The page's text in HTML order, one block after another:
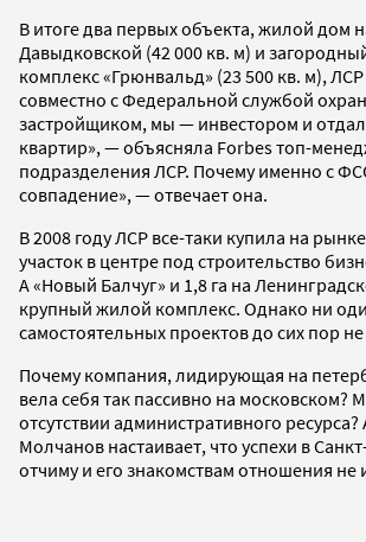
В итоге два первых объекта, жилой дом
Давыдковской (42 000 кв. м) и
комплекс «Грюнвальд» (23 500 кв. м),
совместно с Федеральной службой
застройщиком, мы — инвестором и
квартир», — объясняла Forbes топ-
подразделения ЛСР. Почему именно с
совпадение», — отвечает она.
В 2008 году ЛСР все-таки купила на
участок в центре под строительство
А «Новый Балчуг» и 1,8 га на
крупный жилой комплекс. Однако ни
самостоятельных проектов до сих пор
Почему компания, лидирующая на
вела себя так пассивно на московском?
отсутствии административного
Молчанов настаивает, что успехи в
отчиму и его знакомствам отношения не